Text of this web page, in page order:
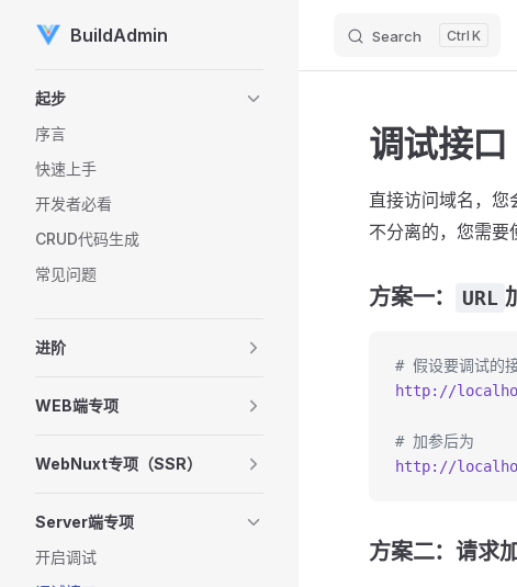
Skip to content
BuildAdmin Search K
起步
序言
快速上手
开发者必看
CRUD代码生成
常见问题
进阶
WEB端专项
WebNuxt专项（SSR）
Server端专项
开启调试
调试接口
直接访问域名，您
不分离的，您需要
方案一： URL
# 假设要调试的
http://
# 加参后为
http://
方案二：请求